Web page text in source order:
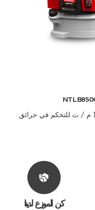
منفاخ إطفاء الحرائق عالي السرعة 118 م / ث للتحكم في حرائق
كن الموزع لدينا